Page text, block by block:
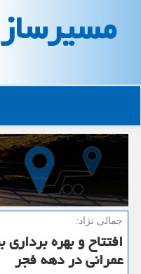
مسیرساز
جمالی نژاد:
عمرانی در دهه فجر